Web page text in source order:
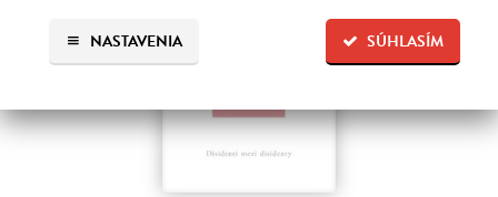
SÚHLASÍM
NASTAVENIA